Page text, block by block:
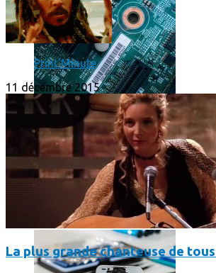
Prendre une extension de garantie
Print'Minute
11 décembre 2015
La plus grande chanteuse de